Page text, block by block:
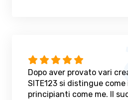
Dopo aver provato vari
SITE123 si distingue
principianti come me. Il